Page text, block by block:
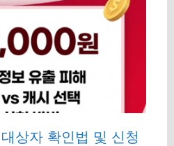
상자 확인법 및 신청